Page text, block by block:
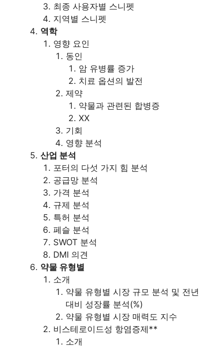
최종 사용자별 스니펫
지역별 스니펫
역학
영향 요인
동인
암 유병률 증가
치료 옵션의 발전
제약
약물과 관련된 합병증
XX
기회
영향 분석
산업 분석
포터의 다섯 가지 힘 분석
공급망 분석
가격 분석
규제 분석
특허 분석
페슬 분석
SWOT 분석
DMI 의견
약물 유형별
소개
약물 유형별 시장 규모 분석 및 전년
대비 성장률 분석(%)
약물 유형별 시장 매력도 지수
비스테로이드성 항염증제**
소개